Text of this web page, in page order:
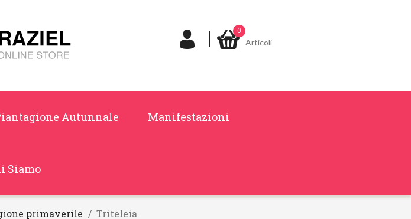
0
Articoli
Autunnale Manifestazioni
Siamo
primaverile Triteleia